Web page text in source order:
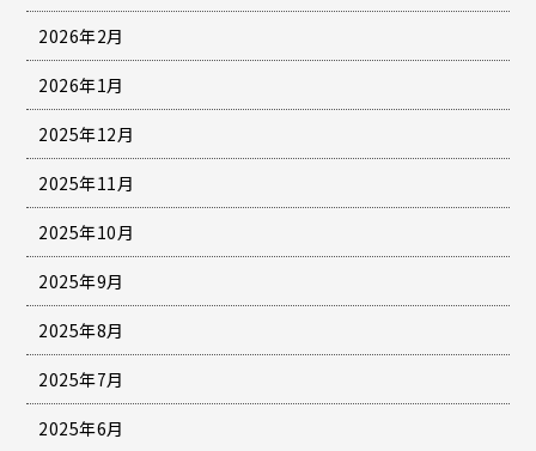
2026年2月
2026年1月
2025年12月
2025年11月
2025年10月
2025年9月
2025年8月
2025年7月
2025年6月